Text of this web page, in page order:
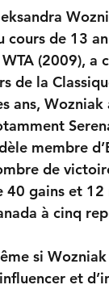
cours de 13
(2009), a
de la
ans,
membre
de
40 gains et 12
à cinq
si
et